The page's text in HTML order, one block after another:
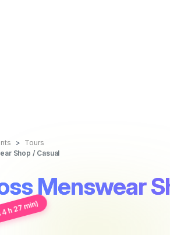
Tours
Shop / Casual
Menswear
h 27 min)